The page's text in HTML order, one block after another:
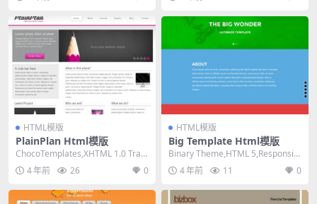
HTML模版
PlainPlan Html模版
ChocoTemplates,XHTML 1.0 Tran
sitional,Fi...
4 年前 26 0
HTML模版
Big Template Html模版
Binary Theme,HTML 5,Responsiv
e, 1 Column...
4 年前 11 0